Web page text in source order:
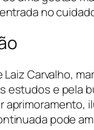
no
Carvalho,
estudos e pela
aprimoramento,
pode